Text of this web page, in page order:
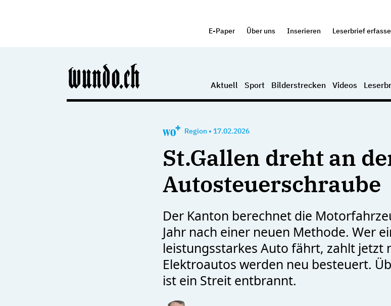
E-Paper Über uns Inserieren Leserbrief
Aktuell Sport Bilderstrecken Videos
Region • 17.02.2026
St.Gallen dreht an
Autosteuerschraube
Der Kanton berechnet die
Jahr nach einer neuen Methode. Wer
leistungsstarkes Auto fährt, zahlt jetzt
Elektroautos werden neu besteuert.
ist ein Streit entbrannt.